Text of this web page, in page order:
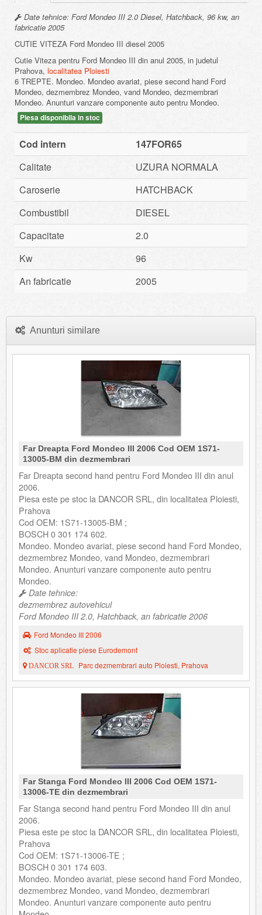
Date tehnice: Ford Mondeo III 2.0 Diesel, Hatchback, 96 kw, an
fabricatie 2005
CUTIE VITEZA Ford Mondeo III diesel 2005
Cutie Viteza pentru Ford Mondeo III din anul 2005, in judetul
Prahova, localitatea Ploiesti
6 TREPTE. Mondeo. Mondeo avariat, piese second hand Ford
Mondeo, dezmembrez Mondeo, vand Mondeo, dezmembrari
Mondeo. Anunturi vanzare componente auto pentru Mondeo.
Piesa disponibila in stoc
Cod intern
147FOR65
Calitate
UZURA NORMALA
Caroserie
HATCHBACK
Combustibil
DIESEL
Capacitate
2.0
Kw
96
An fabricatie
2005
Anunturi similare
Far Dreapta Ford Mondeo III 2006 Cod OEM 1S71-
13005-BM din dezmembrari
Far Dreapta second hand pentru Ford Mondeo III din anul
2006.
Piesa este pe stoc la DANCOR SRL, din localitatea Ploiesti,
Prahova
Cod OEM: 1S71-13005-BM ;
BOSCH 0 301 174 602.
Mondeo. Mondeo avariat, piese second hand Ford Mondeo,
dezmembrez Mondeo, vand Mondeo, dezmembrari
Mondeo. Anunturi vanzare componente auto pentru
Mondeo.
Date tehnice:
dezmembrez autovehicul
Ford Mondeo III 2.0, Hatchback, an fabricatie 2006
Ford Mondeo III 2006
Stoc aplicatie piese Eurodemont
DANCOR SRL Parc dezmembrari auto Ploiesti, Prahova
Far Stanga Ford Mondeo III 2006 Cod OEM 1S71-
13006-TE din dezmembrari
Far Stanga second hand pentru Ford Mondeo III din anul
2006.
Piesa este pe stoc la DANCOR SRL, din localitatea Ploiesti,
Prahova
Cod OEM: 1S71-13006-TE ;
BOSCH 0 301 174 603.
Mondeo. Mondeo avariat, piese second hand Ford Mondeo,
dezmembrez Mondeo, vand Mondeo, dezmembrari
Mondeo. Anunturi vanzare componente auto pentru